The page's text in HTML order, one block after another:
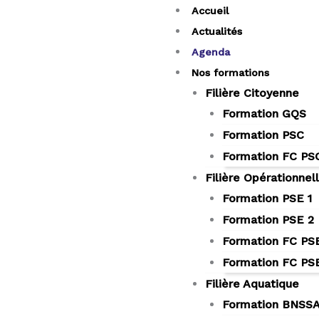
Accueil
Actualités
Agenda
Nos formations
Filière Citoyenne
Formation GQS
Formation PSC
Formation FC
Filière
Formation PSE 1
Formation PSE 2
Formation FC
Formation FC
Filière Aquatique
Formation